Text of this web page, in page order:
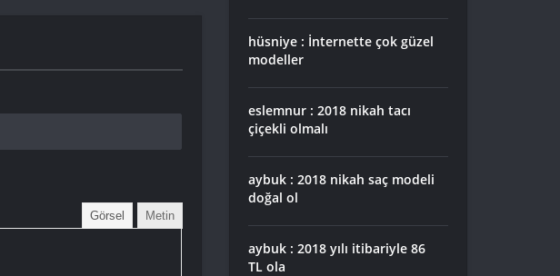
Görsel Metin
hüsniye : İnternette çok güzel
modeller
eslemnur : 2018 nikah tacı
çiçekli olmalı
aybuk : 2018 nikah saç modeli
doğal ol
aybuk : 2018 yılı itibariyle 86
TL ola